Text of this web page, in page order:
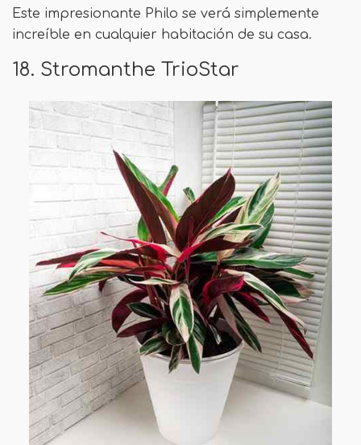
Este impresionante Philo se verá simplemente
increíble en cualquier habitación de su casa.
18. Stromanthe TrioStar